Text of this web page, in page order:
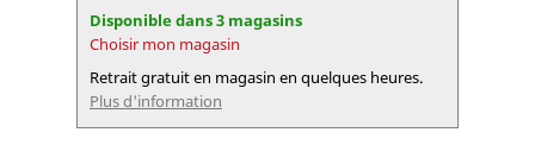
Disponible dans 3 magasins
Choisir mon magasin
Retrait gratuit en magasin en quelques heures.
Plus d'information